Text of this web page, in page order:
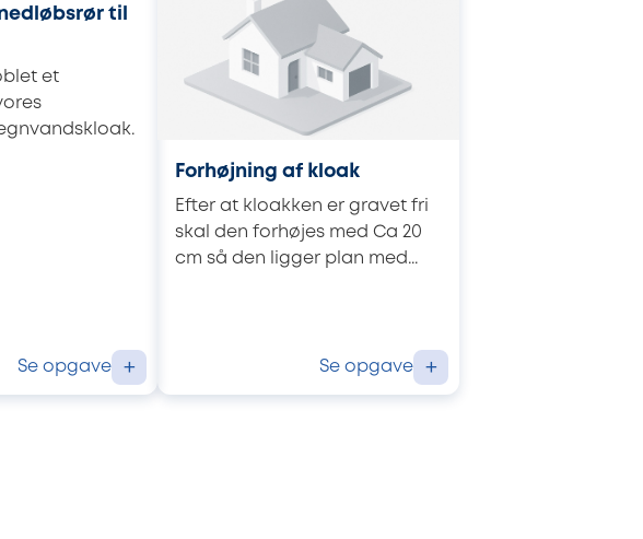
til
et
Se opgave +
Forhøjning af kloak
Efter at kloakken er gravet fri
skal den forhøjes med Ca 20
cm så den ligger plan med...
Se opgave +